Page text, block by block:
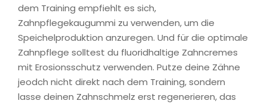
dem Training empfiehlt es sich,
Zahnpflegekaugummi zu verwenden, um die
Speichelproduktion anzuregen. Und für die optimale
Zahnpflege solltest du fluoridhaltige Zahncremes
mit Erosionsschutz verwenden. Putze deine Zähne
jeodch nicht direkt nach dem Training, sondern
lasse deinen Zahnschmelz erst regenerieren, das